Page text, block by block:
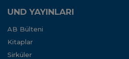
UND YAYINLARI
AB Bülteni
Kitaplar
Sirküler